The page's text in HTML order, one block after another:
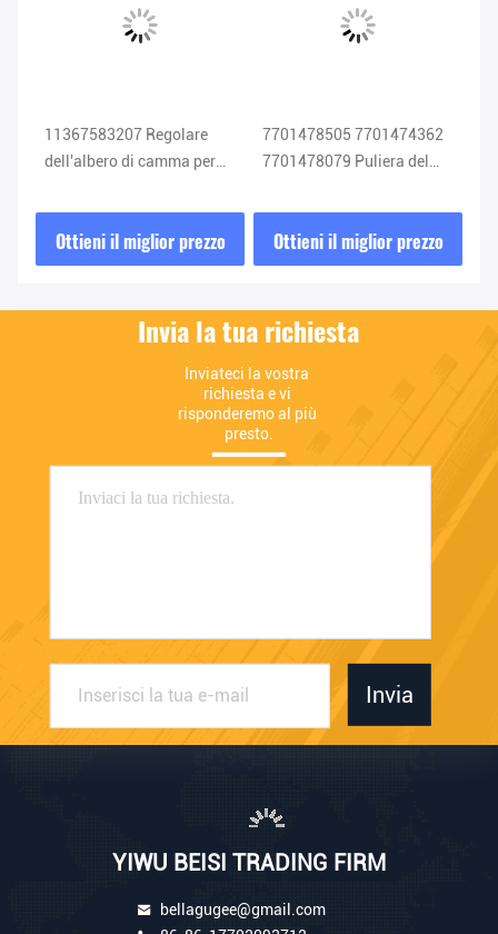
11367583207 Regolare
dell'albero di camma per
Ottieni il miglior prezzo
7701478505 7701474362
7701478079 Puliera del
per Renault Clio
Ottieni il miglior prezzo
Invia la tua richiesta
Inviateci la vostra
richiesta e vi
risponderemo al più
presto.
Invia
YIWU BEISI TRADING FIRM
bellagugee@gmail.com